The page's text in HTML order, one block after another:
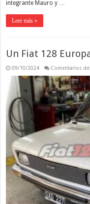
integrante Mauro y …
Leer más »
Un Fiat 128
09/10/2024 Comentarios